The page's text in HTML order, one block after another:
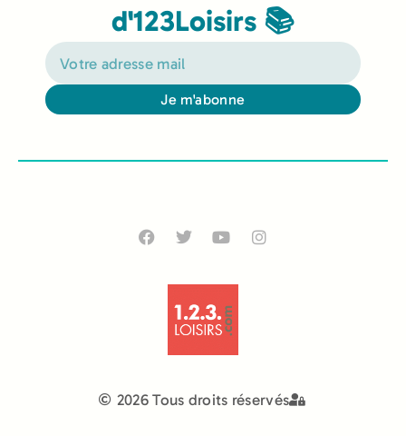
d'123Loisirs 📚
Je m'abonne
2026 Tous droits réservés